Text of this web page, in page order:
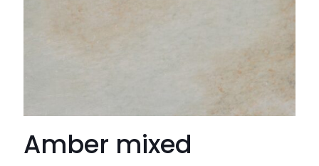
Amber mixed